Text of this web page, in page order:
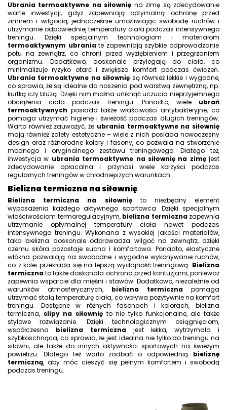
Ubrania termoaktywne na siłownię na zimę są zdecydowanie
warte inwestycji, gdyż zapewniają optymalną ochronę przed
zimnem i wilgocią, jednocześnie umożliwiając swobodę ruchów i
utrzymanie odpowiedniej temperatury ciała podczas intensywnego
treningu. Dzięki specjalnym technologiom i materiałom
termoaktywnym ubraniate zapewniają szybkie odprowadzanie
potu na zewnątrz, co chroni przed wyziębieniem i przegrzaniem
organizmu. Dodatkowo, doskonale przylegają do ciała, co
minimalizuje ryzyko otarć i zwiększa komfort podczas ćwiczeń.
Ubrania termoaktywne na siłownię są również lekkie i wygodne,
co sprawia, że są idealne do noszenia pod warstwą zewnętrzną, np.
kurtką czy bluzą. Dzięki nim można uniknąć uczucia nieprzyjemnego
obciążenia ciała podczas treningu. Ponadto, wiele ubrań
termoaktywnych posiada także właściwości antybakteryjne, co
pomaga utrzymać higienę i świeżość podczas długich treningów.
Warto również zauważyć, że ubrania termoaktywne na siłownię
mają również zalety estetyczne – wiele z nich posiada nowoczesny
design oraz różnorodne kolory i fasony, co pozwala na stworzenie
modnego i oryginalnego zestawu treningowego. Dlatego też,
inwestycja w ubrania termoaktywne na siłownię na zimęjest
zdecydowanie opłacalna i przynosi wiele korzyści podczas
regularnych treningów w chłodniejszych warunkach.
Bielizna termiczna na siłownię
Bielizna termiczna na siłownięto niezbędny element
wyposażenia każdego aktywnego sportowca. Dzięki specjalnym
właściwościom termoregulacyjnym, bielizna termicznazapewnia
utrzymanie optymalnej temperatury ciała nawet podczas
intensywnego treningu. Wykonana z wysokiej jakości materiałów,
taka bielizna doskonale odprowadza wilgoć na zewnątrz, dzięki
czemu skóra pozostaje sucha i komfortowa. Ponadto, elastyczne
włókna pozwalają na swobodne i wygodne wykonywanie ruchów,
co z kolei przekłada się na lepszą wydajność treningową. Bielizna
termicznato także doskonała ochrona przed kontuzjami, ponieważ
zapewnia wsparcie dla mięśni i stawów. Dodatkowo, niezależnie od
warunków atmosferycznych, bielizna termiczna pomaga
utrzymać stałą temperaturę ciała, co wpływa pozytywnie na komfort
treningu. Dostępne w różnych fasonach i kolorach, bielizna
termiczna, slipy na siłownię to nie tylko funkcjonalne, ale także
stylowe rozwiązanie. Dzięki technologicznym osiągnięciom,
współczesna bielizna termicznajest lekka, wytrzymała i
szybkoschnąca, co sprawia, że jest idealna nie tylko do treningu na
siłowni, ale także do innych aktywności sportowych na świeżym
powietrzu. Dlatego też warto zadbać o odpowiednią bieliznę
termiczną, aby móc cieszyć się pełnym komfortem i swobodą
podczas treningu.